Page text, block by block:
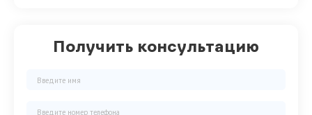
Получить консультацию